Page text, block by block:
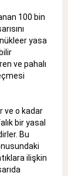
100 bin
yasa
ve pahalı
ve o kadar
bir yasal
Bu
ilişkin